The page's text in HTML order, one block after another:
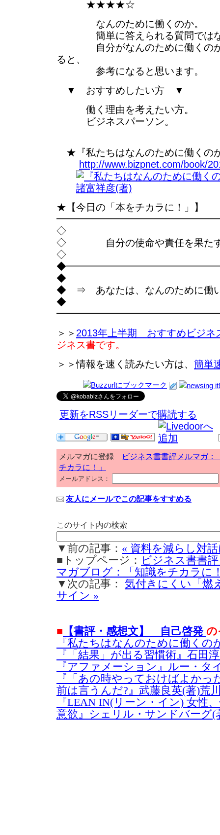
★★★★☆
なんのために働くのか。
簡単に答えられる質問ではな
自分がなんのために働くのか
ると、
参考になると思います。
▼ おすすめしたい方 ▼
働く理由を考えたい方。
ビジネスパーソン。
★『私たちはなんのために働くの
http://www.bizpnet.com/book/
★【今日の「本をチカラに！」】
◇
◇ 自分の使命や責任を果たす
◇
◆
◆ ⇒ あなたは、なんのために働
◆
＞＞ 2013年上半期 おすすめビジネ
ジネス書です。
＞＞情報を速く読みたい方は、 簡単
更新をRSSリーダーで購読する
メルマガに登録
ビジネス書書評メルマガ：
チカラに！」
メールアドレス：
友人にメールでこの記事をすすめる
このサイト内の検索
▼前の記事： « 資料を減らし対
■トップページ： ビジネス書書
マガブログ：「知識をチカラに
▼次の記事： 気付きにくい「燃
サイン »
■ 【書評・感想文】 自己啓発 の
『私たちはなんのために働くの
『「結果」が出る習慣術』石田
『アファメーション』ルー・タ
『「あの時やっておけばよかっ
前は言うんだ?』武藤良英(著)荒
『LEAN IN(リーン・イン) 女性
意欲』シェリル・サンドバーグ(